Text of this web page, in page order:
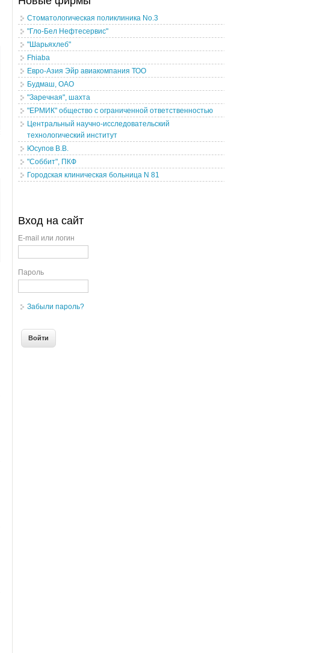
Стоматологическая поликлиника No.3
"Гло-Бел Нефтесервис"
"Шарьяхлеб"
Fhiaba
Евро-Азия Эйр авиакомпания ТОО
Будмаш, ОАО
"Заречная", шахта
"ЕРМИК" общество с ограниченной ответственностью
Центральный научно-исследовательский
технологический институт
Юсупов В.В.
"Соббит", ПКФ
Городская клиническая больница N 81
Вход на сайт
E-mail или логин
Пароль
Забыли пароль?